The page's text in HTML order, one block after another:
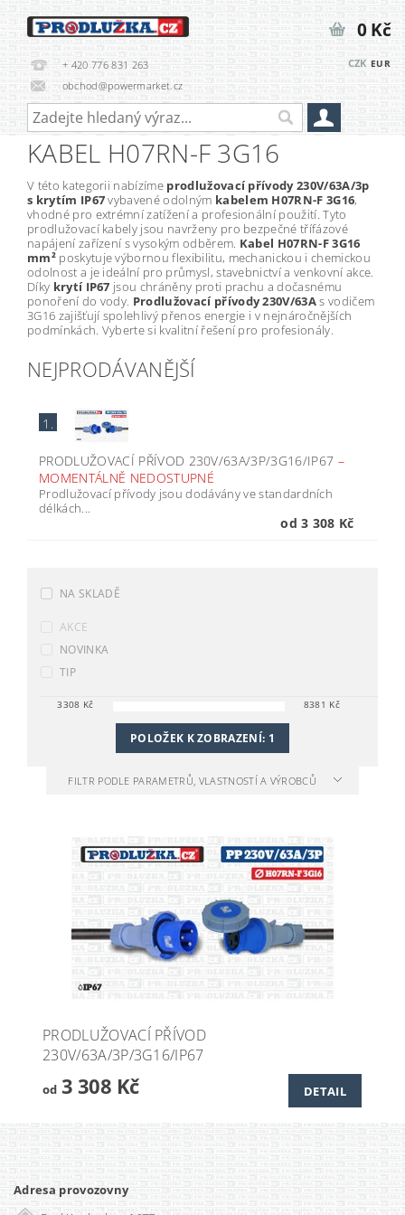
+ 420 776 831 263
obchod@powermarket.cz
CZK EUR
0 Kč
KABEL H07RN-F 3G16
V této kategorii nabízíme prodlužovací přívody 230V/63A/3p
s krytím IP67vybavené odolným kabelem H07RN-F 3G16,
vhodné pro extrémní zatížení a profesionální použití. Tyto
prodlužovací kabely jsou navrženy pro bezpečné třífázové
napájení zařízení s vysokým odběrem. Kabel H07RN-F 3G16
mm²poskytuje výbornou flexibilitu, mechanickou i chemickou
odolnost a je ideální pro průmysl, stavebnictví a venkovní akce.
Díky krytí IP67 jsou chráněny proti prachu a dočasnému
ponoření do vody. Prodlužovací přívody 230V/63As vodičem
3G16 zajišťují spolehlivý přenos energie i v nejnáročnějších
podmínkách. Vyberte si kvalitní řešení pro profesionály.
NEJPRODÁVANĚJŠÍ
1.
PRODLUŽOVACÍ PŘÍVOD 230V/63A/3P/3G16/IP67 –
MOMENTÁLNĚ NEDOSTUPNÉ
Prodlužovací přívody jsou dodávány ve standardních
délkách...
od 3 308 Kč
NA SKLADĚ
AKCE
NOVINKA
TIP
3308 Kč 8381 Kč
POLOŽEK K ZOBRAZENÍ: 1
FILTR PODLE PARAMETRŮ, VLASTNOSTÍ A VÝROBCŮ
PRODLUŽOVACÍ PŘÍVOD
230V/63A/3P/3G16/IP67
od3 308 Kč DETAIL
Adresa provozovny